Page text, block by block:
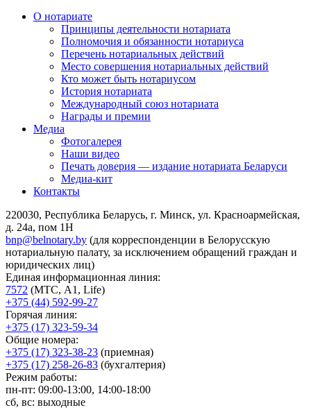
О нотариате
Принципы деятельности нотариата
Полномочия и обязанности нотариуса
Перечень нотариальных действий
Место совершения нотариальных действий
Кто может быть нотариусом
История нотариата
Международный союз нотариата
Награды и премии
Медиа
Фотогалерея
Наши видео
Печать доверия — издание нотариата Беларуси
Медиа-кит
Контакты
220030, Республика Беларусь, г. Минск, ул. Красноармейская,
д. 24а, пом 1Н
bnp@belnotary.by (для корреспонденции в Белорусскую
нотариальную палату, за исключением обращений граждан и
юридических лиц)
Единая информационная линия:
7572 (МТС, A1, Life)
+375 (44) 592-99-27
Горячая линия:
+375 (17) 323-59-34
Общие номера:
+375 (17) 323-38-23 (приемная)
+375 (17) 258-26-83 (бухгалтерия)
Режим работы:
пн-пт: 09:00-13:00, 14:00-18:00
сб, вс: выходные